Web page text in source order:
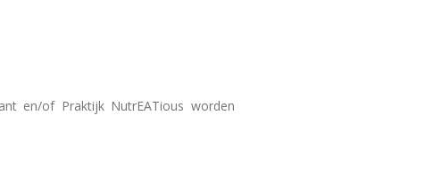
en/of Praktijk NutrEATious worden